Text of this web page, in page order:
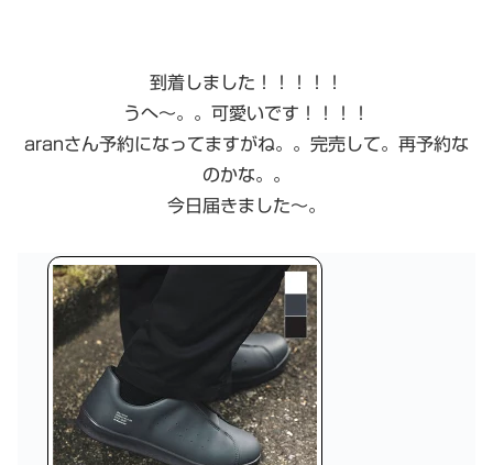
到着しました！！！！！
うへ〜。。可愛いです！！！！
aranさん予約になってますがね。。完売して。再予約な
のかな。。
今日届きました〜。